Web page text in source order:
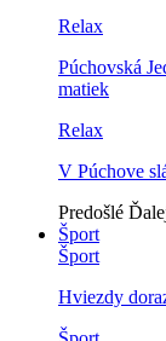
Relax
Púchovská
matiek
Relax
V Púchove
Predošlé
Šport
Šport
Hviezdy